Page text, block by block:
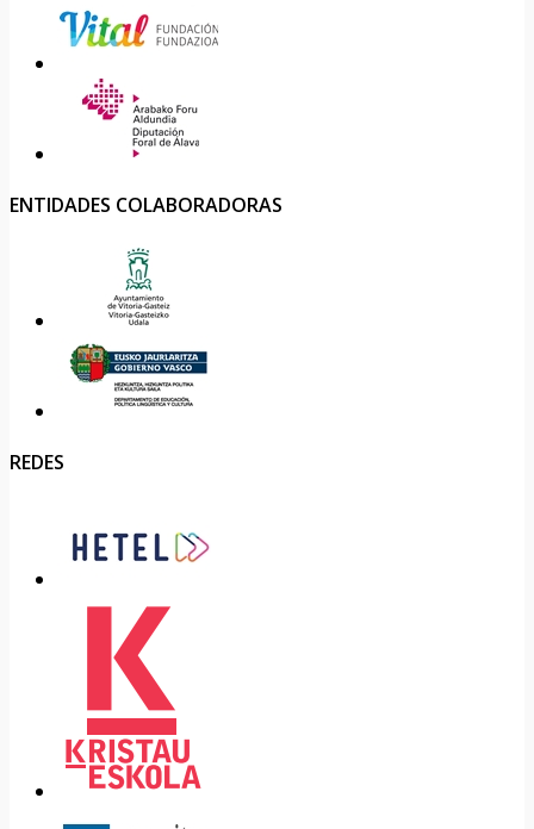
ENTIDADES COLABORADORAS
REDES